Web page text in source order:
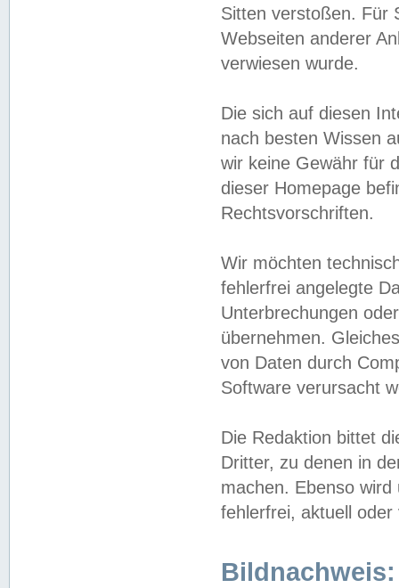
Sitten verstoßen. Für
Webseiten anderer
verwiesen wurde.
Die sich auf diesen
nach besten Wissen
wir keine Gewähr für
dieser Homepage
Rechtsvorschriften.
Wir möchten
fehlerfrei angelegte
Unterbrechungen
übernehmen.
von Daten durch
Software verursacht
Die Redaktion bittet
Dritter, zu denen in
machen. Ebenso
fehlerfrei, aktuell oder
Bildnachweis: